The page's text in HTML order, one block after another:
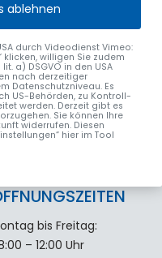
Ausbildung
Büroausstattung
bis Freitag:
– 12:00 Uhr
ablehnen
durch Videodienst Vimeo:
klicken, willigen Sie zudem
lit. a) DSGVO in den USA
nach derzeitiger
Datenschutzniveau. Es
US-Behörden, zu Kontroll-
werden. Derzeit gibt es
Sie können Ihre
widerrufen. Diesen
hier im Tool